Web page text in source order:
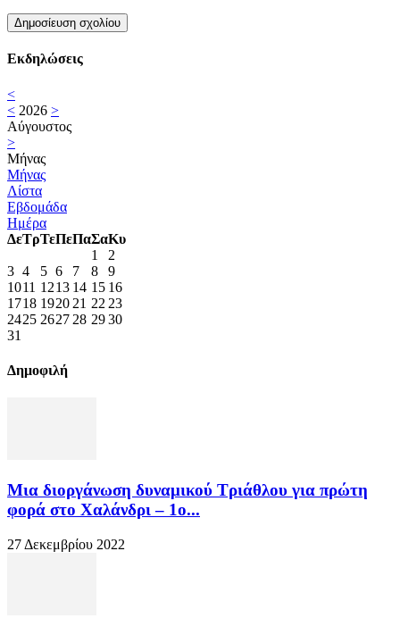
Εκδηλώσεις
<
< 2026 >
Αύγουστος
>
Μήνας
Μήνας
Λίστα
Εβδομάδα
Ημέρα
ΔεΤρΤεΠεΠαΣαΚυ
1
2
3 4 5 6 7 8
9
1011 1213 14 15 16
1718 1920 21 22 23
2425 2627 28 2930
31
Δημοφιλή
Μια διοργάνωση δυναμικού Τριάθλου για πρώτη
φορά στο Χαλάνδρι – 1ο...
27 Δεκεμβρίου 2022